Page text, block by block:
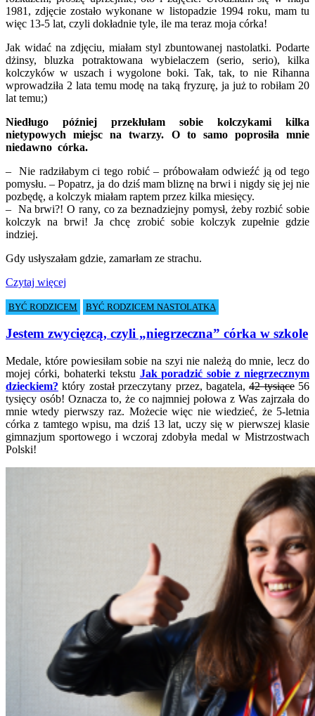
1981, zdjęcie zostało wykonane w listopadzie 1994 roku, mam tu
więc 13-5 lat, czyli dokładnie tyle, ile ma teraz moja córka!
Jak widać na zdjęciu, miałam styl zbuntowanej nastolatki. Podarte
dżinsy, bluzka potraktowana wybielaczem (serio, serio), kilka
kolczyków w uszach i wygolone boki. Tak, tak, to nie Rihanna
wprowadziła 2 lata temu modę na taką fryzurę, ja już to robiłam 20
lat temu;)
Niedługo później przekłułam sobie kolczykami kilka
nietypowych miejsc na twarzy. O to samo poprosiła mnie
niedawno córka.
– Nie radziłabym ci tego robić – próbowałam odwieźć ją od tego
pomysłu. – Popatrz, ja do dziś mam bliznę na brwi i nigdy się jej nie
pozbędę, a kolczyk miałam raptem przez kilka miesięcy.
– Na brwi?! O rany, co za beznadziejny pomysł, żeby rozbić sobie
kolczyk na brwi! Ja chcę zrobić sobie kolczyk zupełnie gdzie
indziej.
Gdy usłyszałam gdzie, zamarłam ze strachu.
Czytaj więcej
BYĆ RODZICEM BYĆ RODZICEM NASTOLATKA
Jestem zwycięzcą, czyli „niegrzeczna” córka w szkole
Medale, które powiesiłam sobie na szyi nie należą do mnie, lecz do
mojej córki, bohaterki tekstu Jak poradzić sobie z niegrzecznym
dzieckiem? który został przeczytany przez, bagatela,42 tysiące56
tysięcy osób! Oznacza to, że co najmniej połowa z Was zajrzała do
mnie wtedy pierwszy raz. Możecie więc nie wiedzieć, że 5-letnia
córka z tamtego wpisu, ma dziś 13 lat, uczy się w pierwszej klasie
gimnazjum sportowego i wczoraj zdobyła medal w Mistrzostwach
Polski!